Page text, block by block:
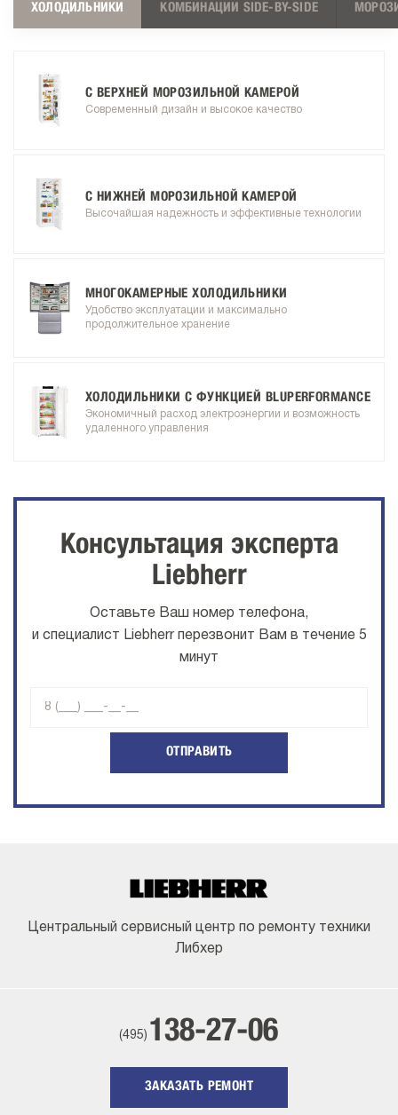
ХОЛОДИЛЬНИКИ КОМБИНАЦИИ SIDE-BY-SIDE
С ВЕРХНЕЙ МОРОЗИЛЬНОЙ КАМЕРОЙ
Современный дизайн и высокое качество
С НИЖНЕЙ МОРОЗИЛЬНОЙ КАМЕРОЙ
Высочайшая надежность и эффективные технологии
МНОГОКАМЕРНЫЕ ХОЛОДИЛЬНИКИ
Удобство эксплуатации и максимально
продолжительное хранение
ХОЛОДИЛЬНИКИ С ФУНКЦИЕЙ BLUPERFORMANCE
Экономичный расход электроэнергии и возможность
удаленного управления
Консультация эксперта
Liebherr
Оставьте Ваш номер телефона,
и специалист Liebherr перезвонит Вам в течение 5
минут
ОТПРАВИТЬ
Центральный сервисный центр по ремонту техники
Либхер
(495) 138-27-06
ЗАКАЗАТЬ РЕМОНТ